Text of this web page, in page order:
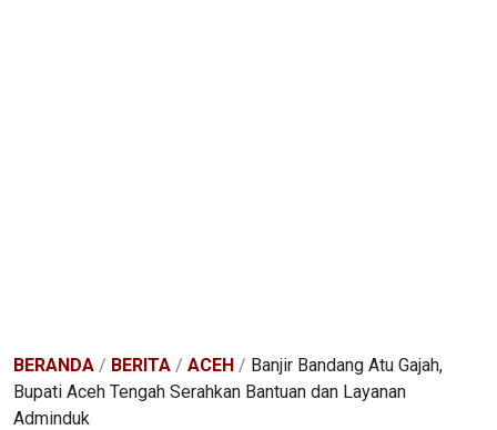
BERANDA / BERITA / ACEH / Banjir Bandang Atu Gajah,
Bupati Aceh Tengah Serahkan Bantuan dan Layanan
Adminduk